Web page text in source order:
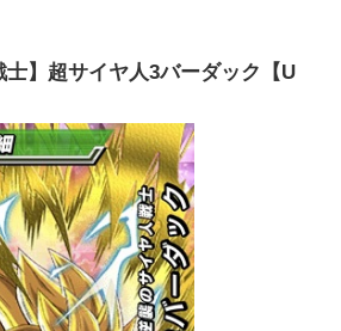
士】超サイヤ人3バーダック【U